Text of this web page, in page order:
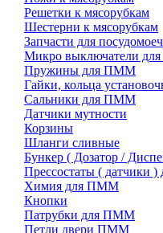
Решетки к мясорубкам
Шестерни к мясорубкам
Запчасти для
Микро выключатели
Пружины для ПММ
Гайки, кольца
Сальники для ПММ
Датчики мутности
Корзины
Шланги сливные
Бункер ( Дозатор /
Прессостаты ( датчики
Химия для ПММ
Кнопки
Патрубки для ПММ
Петли двери ПММ